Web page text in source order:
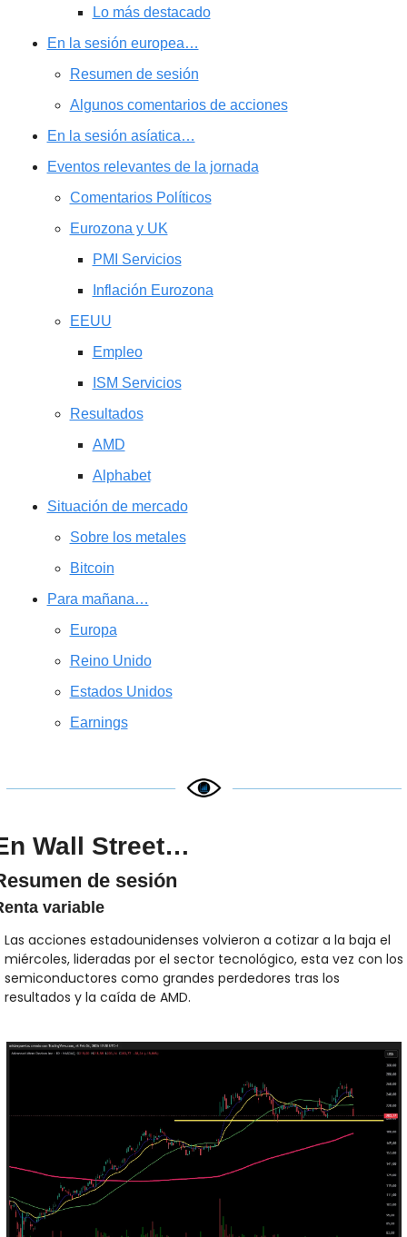
Lo más destacado
En la sesión europea…
Resumen de sesión
Algunos comentarios de acciones
En la sesión asíatica…
Eventos relevantes de la jornada
Comentarios Políticos
Eurozona y UK
PMI Servicios
Inflación Eurozona
EEUU
Empleo
ISM Servicios
Resultados
AMD
Alphabet
Situación de mercado
Sobre los metales
Bitcoin
Para mañana…
Europa
Reino Unido
Estados Unidos
Earnings
Wall Street…
de sesión
variable
Las acciones estadounidenses volvieron a cotizar a la baja el
miércoles, lideradas por el sector tecnológico, esta vez con los
semiconductores como grandes perdedores tras los
resultados y la caída de AMD.